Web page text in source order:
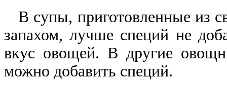
В супы, приготовленные из
запахом, лучше специй не
вкус овощей. В другие
можно добавить специй.